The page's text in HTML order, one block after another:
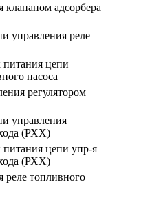
адсорбера
управления реле
цепи
насоса
регулятором
управления
(РХХ)
цепи упр-я
(РХХ)
топливного